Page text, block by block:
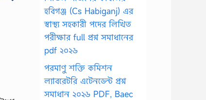
হবিগঞ্জ (Cs Habiganj) এর
স্বাস্থ্য সহকারী পদের লিখিত
পরীক্ষার full প্রশ্ন সমাধানের
pdf ২০২৬
পরমাণু শক্তি কমিশন
ল্যাবরেটরি এটেনডেন্ট প্রশ্ন
সমাধান ২০২৬ PDF, Baec